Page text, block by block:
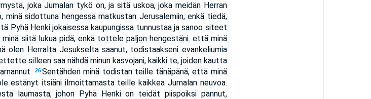
joka Jumalan tykö on, ja sitä uskoa, joka meidän Herran
minä sidottuna hengessä matkustan Jerusalemiin, enkä tiedä,
Pyhä Henki jokaisessa kaupungissa tunnustaa ja sanoo siteet
siitä lukua pidä, enkä tottele paljon hengestäni: että minä
olen Herralta Jesukselta saanut, todistaakseni evankeliumia
silleen saa nähdä minun kasvojani, kaikki te, joiden kautta
26Sentähden minä todistan teille tänäpänä, että minä
estänyt itsiäni ilmoittamasta teille kaikkea Jumalan neuvoa.
laumasta, johon Pyhä Henki on teidät piispoiksi pannut,